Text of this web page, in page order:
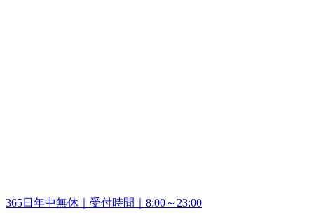
365日年中無休｜受付時間｜8:00～23:00